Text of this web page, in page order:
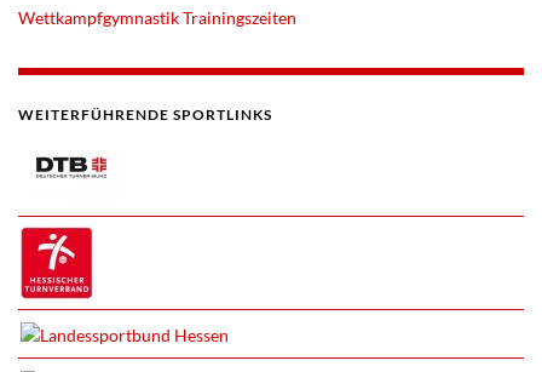
Wettkampfgymnastik Trainingszeiten
WEITERFÜHRENDE SPORTLINKS